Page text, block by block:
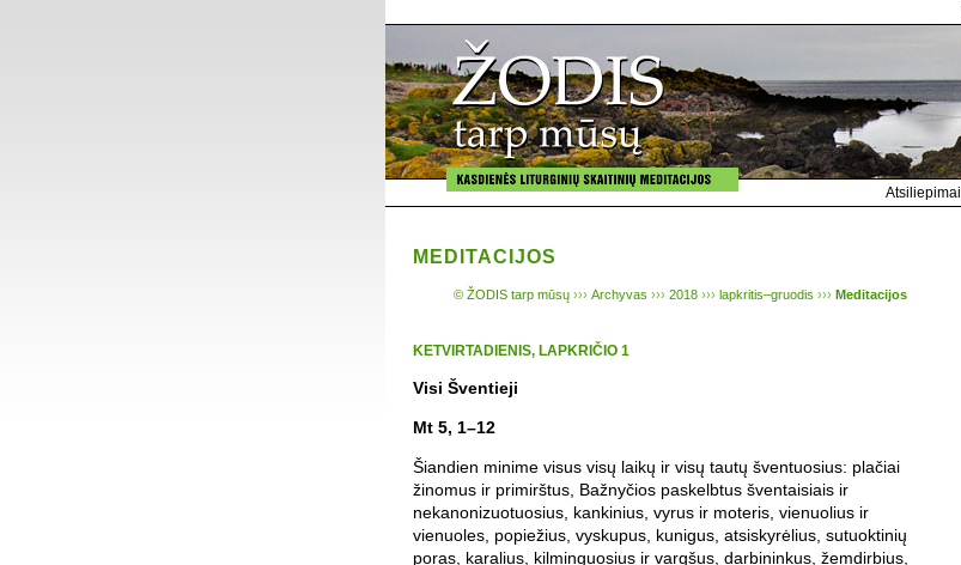
Atsiliepimai
MEDITACIJOS
© ŽODIS tarp mūsų ››› Archyvas ››› 2018 ››› lapkritis–gruodis ››› Meditacijos
KETVIRTADIENIS, LAPKRIČIO 1
Visi Šventieji
Mt 5, 1–12
Šiandien minime visus visų laikų ir visų tautų šventuosius: plačiai
žinomus ir primirštus, Bažnyčios paskelbtus šventaisiais ir
nekanonizuotuosius, kankinius, vyrus ir moteris, vienuolius ir
vienuoles, popiežius, vyskupus, kunigus, atsiskyrėlius, sutuoktinių
poras, karalius, kilminguosius ir vargšus, darbininkus, žemdirbius,